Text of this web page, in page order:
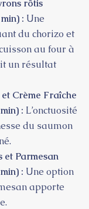
rôtis
: Une
du chorizo et
au four à
un résultat
Crème Fraîche
: L’onctuosité
du saumon
Parmesan
: Une option
apporte